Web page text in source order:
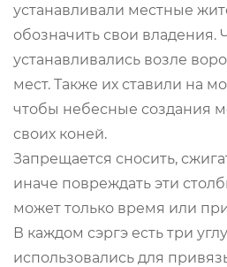
устанавливали местные
обозначить свои владения.
устанавливались возле
мест. Также их ставили на
чтобы небесные создания
своих коней.
Запрещается сносить,
иначе повреждать эти
может только время или
В каждом сэргэ есть три
использовались для